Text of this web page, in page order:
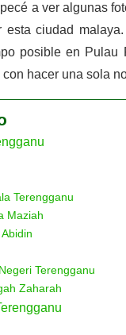
a ver algunas
ciudad
posible en Pulau
hacer una sola
Terengganu
Maziah
Terengganu
Zaharah